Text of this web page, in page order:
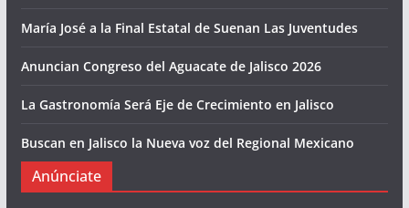
María José a la Final Estatal de Suenan Las Juventudes
Anuncian Congreso del Aguacate de Jalisco 2026
La Gastronomía Será Eje de Crecimiento en Jalisco
Buscan en Jalisco la Nueva voz del Regional Mexicano
Anúnciate